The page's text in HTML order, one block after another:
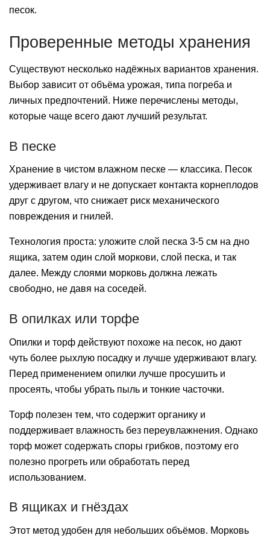
песок.
Проверенные методы хранения
Существуют несколько надёжных вариантов хранения.
Выбор зависит от объёма урожая, типа погреба и
личных предпочтений. Ниже перечислены методы,
которые чаще всего дают лучший результат.
В песке
Хранение в чистом влажном песке — классика. Песок
удерживает влагу и не допускает контакта корнеплодов
друг с другом, что снижает риск механического
повреждения и гнилей.
Технология проста: уложите слой песка 3-5 см на дно
ящика, затем один слой моркови, слой песка, и так
далее. Между слоями морковь должна лежать
свободно, не давя на соседей.
В опилках или торфе
Опилки и торф действуют похоже на песок, но дают
чуть более рыхлую посадку и лучше удерживают влагу.
Перед применением опилки лучше просушить и
просеять, чтобы убрать пыль и тонкие часточки.
Торф полезен тем, что содержит органику и
поддерживает влажность без переувлажнения. Однако
торф может содержать споры грибков, поэтому его
полезно прогреть или обработать перед
использованием.
В ящиках и гнёздах
Этот метод удобен для небольших объёмов. Морковь